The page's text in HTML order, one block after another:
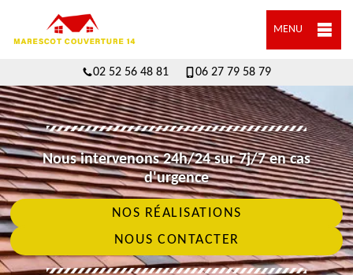
MENU
02 52 56 48 81 06 27 79 58 79
Nous intervenons 24h/24 sur 7j/7 en cas
d'urgence
NOS RÉALISATIONS
NOUS CONTACTER